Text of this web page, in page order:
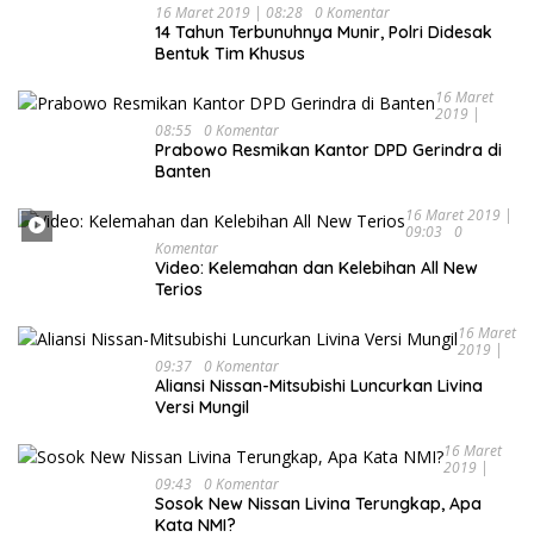
16 Maret 2019 | 08:28 0 Komentar
14 Tahun Terbunuhnya Munir, Polri Didesak
Bentuk Tim Khusus
16 Maret
2019 |
08:55 0 Komentar
Prabowo Resmikan Kantor DPD Gerindra di
Banten
16 Maret 2019 |
09:03
0
Komentar
Video: Kelemahan dan Kelebihan All New
Terios
16 Maret
2019 |
09:37 0 Komentar
Aliansi Nissan-Mitsubishi Luncurkan Livina
Versi Mungil
16 Maret
2019 |
09:43
0 Komentar
Sosok New Nissan Livina Terungkap, Apa
Kata NMI?